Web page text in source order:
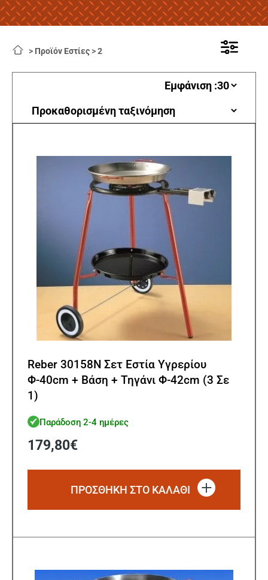
> Προϊόν Εστίες >2
Reber 30158N Σετ Εστία Υγρερίου
Φ-40cm + Βάση + Τηγάνι Φ-42cm (3 Σε
1)
Παράδοση 2-4 ημέρες
179,80€
ΠΡΟΣΘΗΚΗ ΣΤΟ ΚΑΛΑΘΙ